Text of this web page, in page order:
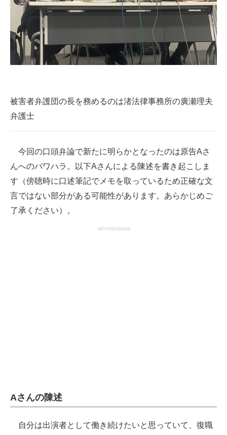
被害者弁護団の長を務めるのは渚法律事務所の廣瀬理夫
弁護士
今回の口頭弁論で新たに明らかとなったのは原告Aさ
んへのパワハラ。以下Aさんによる陳述を書き起こしま
す（傍聴時に口述筆記でメモを取っているため正確な文
言ではない部分がある可能性があります。あらかじめご
了承ください）。
advertisement
Aさんの陳述
自分は出演者として働き続けたいと思っていて、復職